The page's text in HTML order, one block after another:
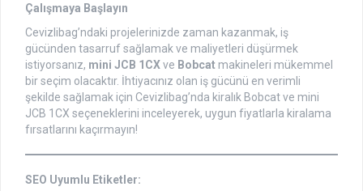
Çalışmaya Başlayın
Cevizlibag’ndaki projelerinizde zaman kazanmak, iş
gücünden tasarruf sağlamak ve maliyetleri düşürmek
istiyorsanız, mini JCB 1CXve Bobcat makineleri mükemmel
bir seçim olacaktır. İhtiyacınız olan iş gücünü en verimli
şekilde sağlamak için Cevizlibag’nda kiralık Bobcat ve mini
JCB 1CX seçeneklerini inceleyerek, uygun fiyatlarla kiralama
fırsatlarını kaçırmayın!
SEO Uyumlu Etiketler: